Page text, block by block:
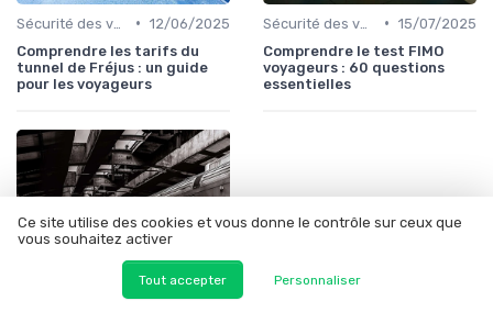
• 12/06/2025
Comprendre les tarifs du
tunnel de Fréjus : un guide
pour les voyageurs
• 15/07/2025
Comprendre le test FIMO
voyageurs : 60 questions
essentielles
Ce site utilise des cookies et vous donne le contrôle sur ceux que
vous souhaitez activer
Tout accepter Personnaliser